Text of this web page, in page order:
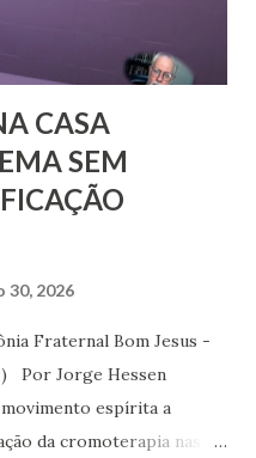
CASA
SEM
30, 2026
Fraternal Bom Jesus -
Por Jorge Hessen
espírita a
da cromoterapia nas